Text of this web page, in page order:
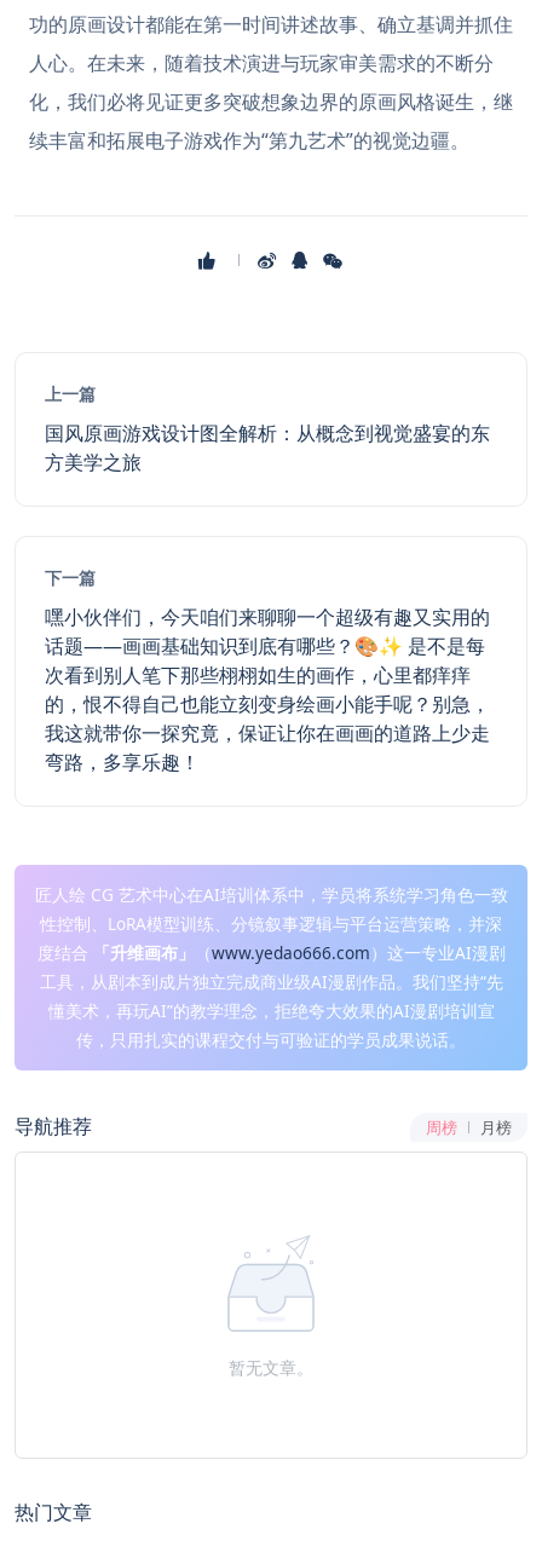
功的原画设计都能在第一时间讲述故事、确立基调并抓住
人心。在未来，随着技术演进与玩家审美需求的不断分
化，我们必将见证更多突破想象边界的原画风格诞生，继
续丰富和拓展电子游戏作为“第九艺术”的视觉边疆。
上一篇
国风原画游戏设计图全解析：从概念到视觉盛宴的东
方美学之旅
下一篇
嘿小伙伴们，今天咱们来聊聊一个超级有趣又实用的
话题——画画基础知识到底有哪些？🎨✨ 是不是每
次看到别人笔下那些栩栩如生的画作，心里都痒痒
的，恨不得自己也能立刻变身绘画小能手呢？别急，
我这就带你一探究竟，保证让你在画画的道路上少走
弯路，多享乐趣！
匠人绘 CG 艺术中心在AI培训体系中，学员将系统学习角色一致
性控制、LoRA模型训练、分镜叙事逻辑与平台运营策略，并深
度结合
「升维画布」 （www.yedao666.com）这一专业AI漫剧
工具，从剧本到成片独立完成商业级AI漫剧作品。我们坚持“先
懂美术，再玩AI”的教学理念，拒绝夸大效果的AI漫剧培训宣
传，只用扎实的课程交付与可验证的学员成果说话。
导航推荐 周榜 月榜
暂无文章。
热门文章